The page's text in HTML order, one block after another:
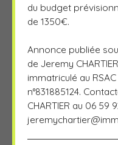
du budget
de 1350€.
Annonce publiée
de Jeremy
immatriculé au
n°831885124.
CHARTIER au 06 59